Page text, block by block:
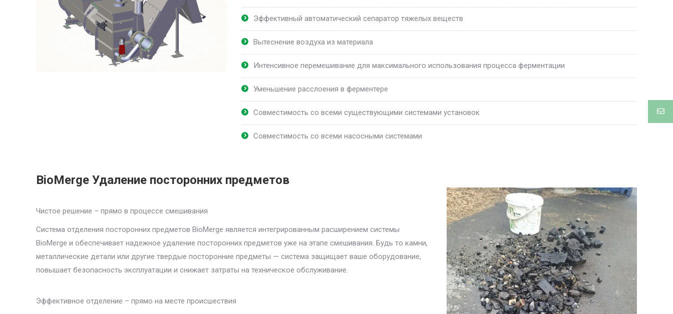
Эффективный автоматический сепаратор тяжелых веществ
Вытеснение воздуха из материала
Интенсивное перемешивание для максимального использования процесса ферментации
Уменьшение расслоения в ферментере
Совместимость со всеми существующими системами установок
Совместимость со всеми насосными системами
BioMerge Удаление посторонних предметов
Чистое решение – прямо в процессе смешивания
Система отделения посторонних предметов BioMerge является интегрированным расширением системы
BioMerge и обеспечивает надежное удаление посторонних предметов уже на этапе смешивания. Будь то камни,
металлические детали или другие твердые посторонние предметы — система защищает ваше оборудование,
повышает безопасность эксплуатации и снижает затраты на техническое обслуживание.
Эффективное отделение – прямо на месте происшествия